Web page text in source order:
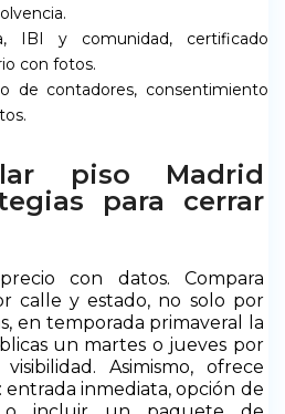
IBI y comunidad, certificado
con fotos.
de contadores, consentimiento
piso Madrid
para cerrar
con datos. Compara
calle y estado, no solo por
en temporada primaveral la
un martes o jueves por
Asimismo, ofrece
inmediata, opción de